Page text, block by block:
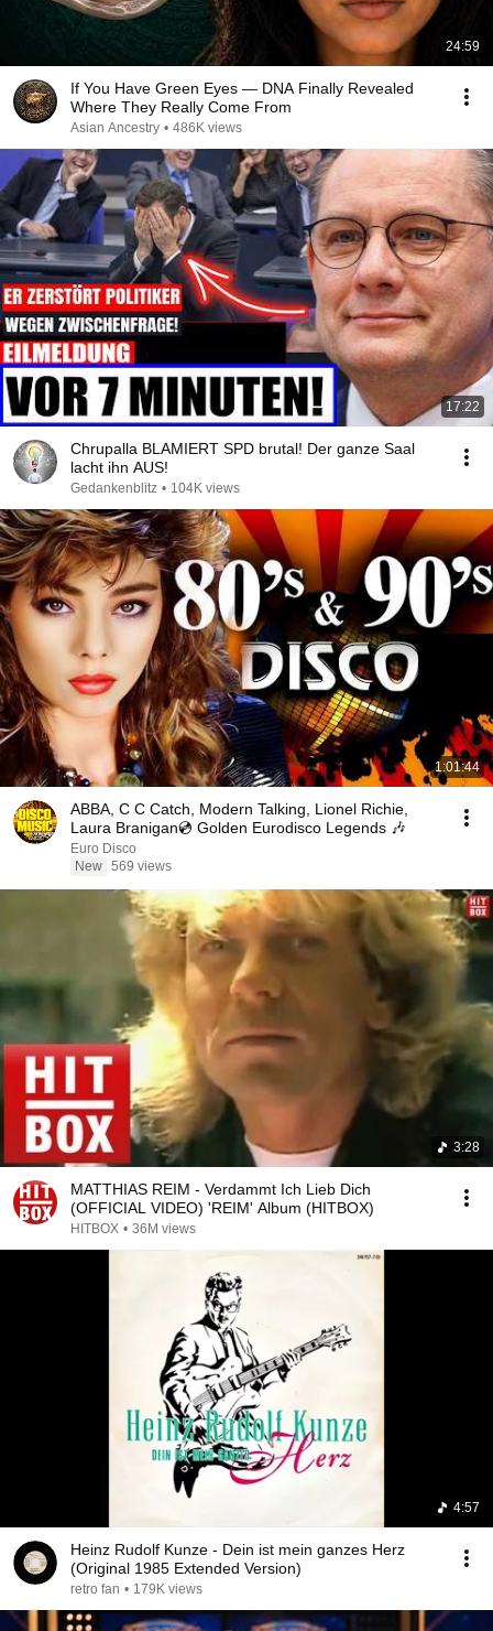
24:59
If You Have Green Eyes — DNA Finally Revealed
Where They Really Come From
Asian Ancestry • 486K views
17:22
Chrupalla BLAMIERT SPD brutal! Der ganze Saal
lacht ihn AUS!
Gedankenblitz • 104K views
1:01:44
ABBA, C C Catch, Modern Talking, Lionel Richie,
Laura Branigan💿 Golden Eurodisco Legends 🎶
Euro Disco
New 569 views
3:28
MATTHIAS REIM - Verdammt Ich Lieb Dich
(OFFICIAL VIDEO) 'REIM' Album (HITBOX)
HITBOX • 36M views
4:57
Heinz Rudolf Kunze - Dein ist mein ganzes Herz
(Original 1985 Extended Version)
retro fan • 179K views